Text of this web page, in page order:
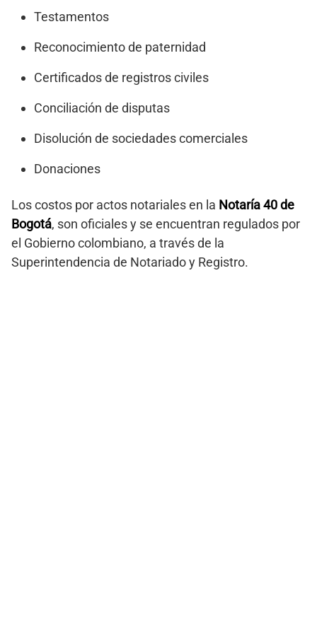
Testamentos
Reconocimiento de paternidad
Certificados de registros civiles
Conciliación de disputas
Disolución de sociedades comerciales
Donaciones
Los costos por actos notariales en la Notaría 40 de
Bogotá, son oficiales y se encuentran regulados por
el Gobierno colombiano, a través de la
Superintendencia de Notariado y Registro.